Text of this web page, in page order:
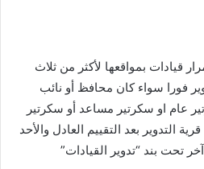
قيادات بمواقعها لأكثر من ثلاث
فورا سواء كان محافظ أو نائب
عام او سكرتير مساعد أو سكرتير
التدوير بعد التقييم العادل والأحد
تحت بند “تدوير القيادات”